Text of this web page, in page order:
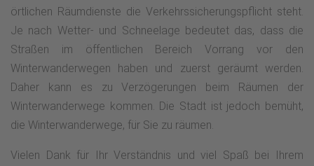
örtlichen Räumdienste die Verkehrssicherungspflicht steht.
Je nach Wetter- und Schneelage bedeutet das, dass die
Straßen im öffentlichen Bereich Vorrang vor den
Winterwanderwegen haben und zuerst geräumt werden.
Daher kann es zu Verzögerungen beim Räumen der
Winterwanderwege kommen. Die Stadt ist jedoch bemüht,
die Winterwanderwege, für Sie zu räumen.
Vielen Dank für Ihr Verständnis und viel Spaß bei Ihrem